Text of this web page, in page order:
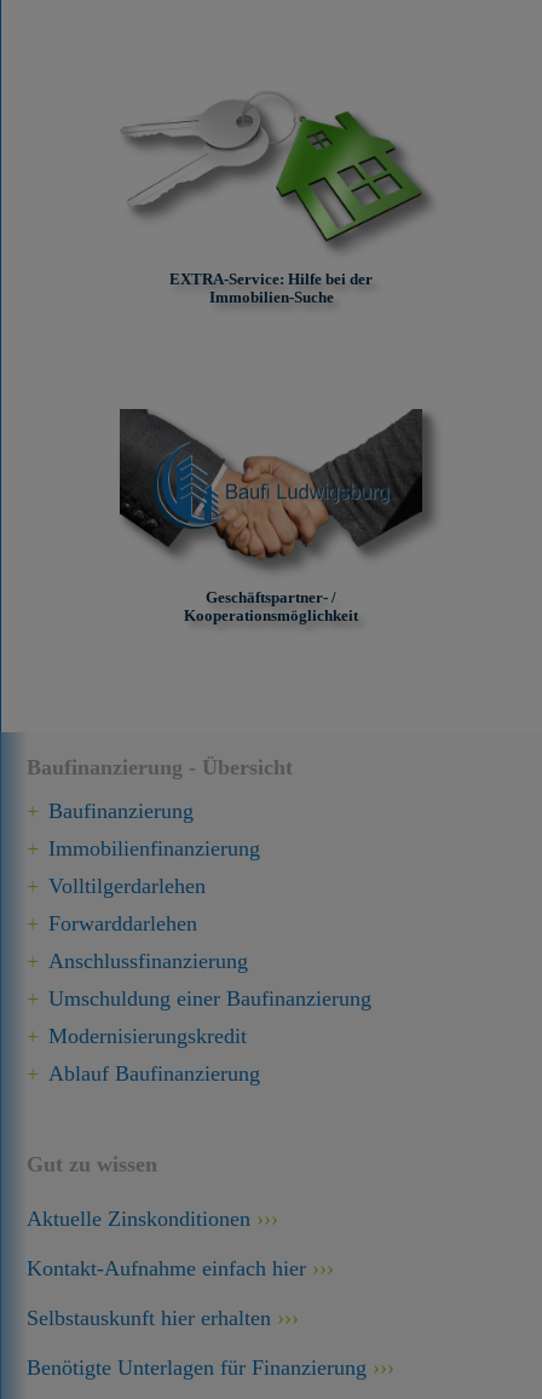
Baufinanzierung - Übersicht
Baufinanzierung
Immobilien­finanzierung
Volltilgerdarlehen
Forward­darlehen
Anschluss­finanzierung
Umschuldung einer Baufinanzierung
Modernisierungskredit
Ablauf Baufinanzierung
Gut zu wissen
Aktuelle Zinskonditionen
Kontakt-Aufnahme einfach hier
Selbstauskunft hier erhalten
Benötigte Unterlagen für Finanzierung
EXTRA-Service: Hilfe bei der
Immobilien-Suche
Geschäftspartner- /
Kooperationsmöglichkeit